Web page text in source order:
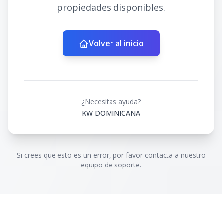
propiedades disponibles.
Volver al inicio
¿Necesitas ayuda?
KW DOMINICANA
Si crees que esto es un error, por favor contacta a nuestro
equipo de soporte.